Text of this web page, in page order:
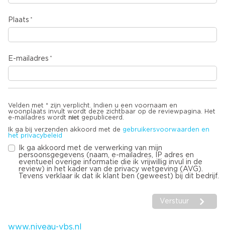
Plaats
E-mailadres
Velden met * zijn verplicht. Indien u een voornaam en
woonplaats invult wordt deze zichtbaar op de reviewpagina. Het
e-mailadres wordt niet gepubliceerd.
Ik ga bij verzenden akkoord met de gebruikersvoorwaarden en
het privacybeleid
Ik ga akkoord met de verwerking van mijn
persoonsgegevens (naam, e-mailadres, IP adres en
eventueel overige informatie die ik vrijwillig invul in de
review) in het kader van de privacy wetgeving (AVG).
Tevens verklaar ik dat ik klant ben (geweest) bij dit bedrijf.
Verstuur
www.niveau-vbs.nl